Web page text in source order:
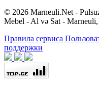
© 2026 Marneuli.Net -
Mebel - Al və Sat - Marneuli,
Правила сервиса
поддержки